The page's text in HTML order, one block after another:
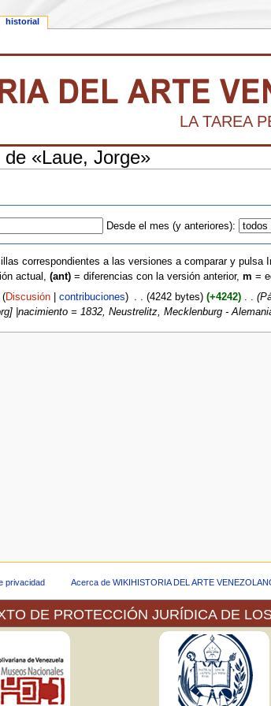
LA TAREA
«Laue, Jorge»
Desde el mes (y anteriores):
correspondientes a las versiones a comparar y pulsa
actual, (ant)= diferencias con la versión anterior, m =
(Discusión |contribuciones) . . (4242 bytes) (+4242)‎ . .
|nacimiento = 1832, Neustrelitz, Mecklenburg -
historial
privacidad Acerca de WIKIHISTORIA DEL ARTE
DE PROTECCIÓN JURÍDICA DE
a través de la plataforma tecnológica
de haber hecho la consulta pertinente ante el
línea de las imágenes de las obras que
se muestran.